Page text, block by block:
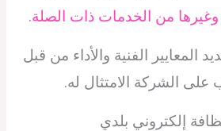
وغيرها من الخدمات ذات الصلة.
المعايير الفنية والأداء من قبل
على الشركة الامتثال له.
إلكتروني بلدي